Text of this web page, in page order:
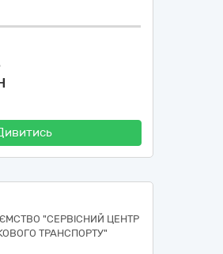
"СЕРВІСНИЙ ЦЕНТР
ТРАНСПОРТУ"